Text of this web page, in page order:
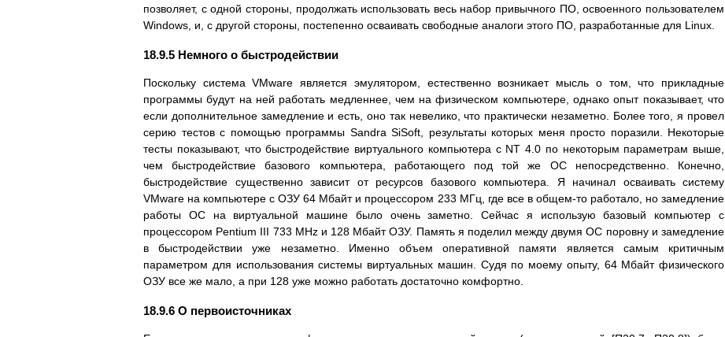
позволяет, с одной стороны, продолжать использовать весь набор привычного ПО, освоенного пользователем
Windows, и, с другой стороны, постепенно осваивать свободные аналоги этого ПО, разработанные для Linux.
18.9.5 Немного о быстродействии
Поскольку система VMware является эмулятором, естественно возникает мысль о том, что прикладные
программы будут на ней работать медленнее, чем на физическом компьютере, однако опыт показывает, что
если дополнительное замедление и есть, оно так невелико, что практически незаметно. Более того, я провел
серию тестов с помощью программы Sandra SiSoft, результаты которых меня просто поразили. Некоторые
тесты показывают, что быстродействие виртуального компьютера с NT 4.0 по некоторым параметрам выше,
чем быстродействие базового компьютера, работающего под той же ОС непосредственно. Конечно,
быстродействие существенно зависит от ресурсов базового компьютера. Я начинал осваивать систему
VMware на компьютере с ОЗУ 64 Мбайт и процессором 233 МГц, где все в общем-то работало, но замедление
работы ОС на виртуальной машине было очень заметно. Сейчас я использую базовый компьютер с
процессором Pentium III 733 MHz и 128 Мбайт ОЗУ. Память я поделил между двумя ОС поровну и замедление
в быстродействии уже незаметно. Именно объем оперативной памяти является самым критичным
параметром для использования системы виртуальных машин. Судя по моему опыту, 64 Мбайт физического
ОЗУ все же мало, а при 128 уже можно работать достаточно комфортно.
18.9.6 О первоисточниках